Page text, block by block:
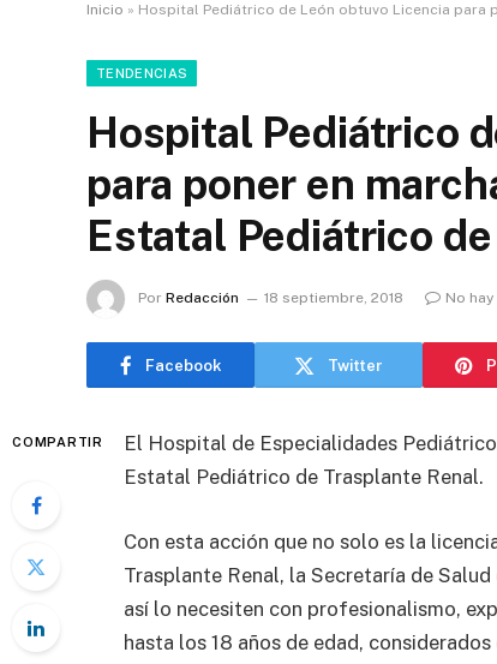
Inicio » Hospital Pediátrico de León obtuvo Licencia para
TENDENCIAS
Hospital Pediátrico
para poner en
Estatal Pediátrico
Por Redacción 18 septiembre, 2018 No
Facebook Twitter
COMPARTIR
El Hospital de Especialidades
Estatal Pediátrico de Trasplante Renal.
Con esta acción que no solo es la
Trasplante Renal, la Secretaría de
así lo necesiten con profesionalismo,
hasta los 18 años de edad,